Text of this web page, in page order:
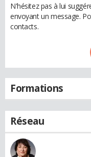
N'hésitez pas à lui
envoyant un message.
contacts.
Formations
Réseau